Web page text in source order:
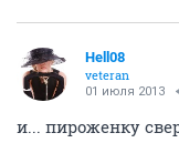
Hell08
veteran
01 июля 2013
и... пироженку